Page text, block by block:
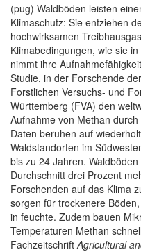
(pug) Waldböden leisten
Klimaschutz: Sie entziehen
hochwirksamen
Klimabedingungen, wie sie
nimmt ihre
Studie, in der Forschende
Forstlichen Versuchs- und
Württemberg (FVA) den
Aufnahme von Methan
Daten beruhen auf
Waldstandorten im
bis zu 24 Jahren.
Durchschnitt drei Prozent
Forschenden auf das Klima
sorgen für trockenere
in feuchte. Zudem bauen
Temperaturen Methan
Fachzeitschrift Agricultural